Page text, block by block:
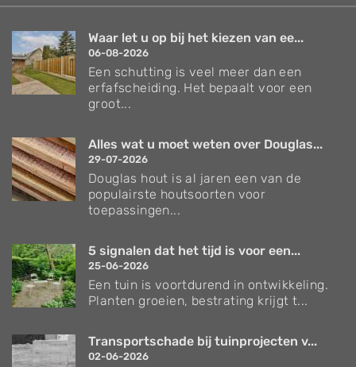
Waar let u op bij het kiezen van ee...
06-08-2026
Een schutting is veel meer dan een
erfafscheiding. Het bepaalt voor een
groot...
Alles wat u moet weten over Douglas...
29-07-2026
Douglas hout is al jaren een van de
populairste houtsoorten voor
toepassingen...
5 signalen dat het tijd is voor een...
25-06-2026
Een tuin is voortdurend in ontwikkeling.
Planten groeien, bestrating krijgt t...
Transportschade bij tuinprojecten v...
02-06-2026